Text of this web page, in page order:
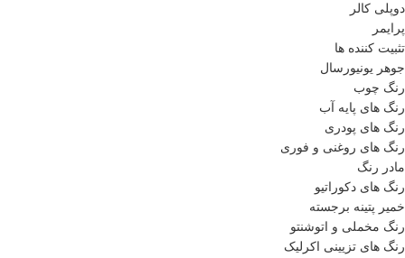
دوپلی کالر
پرایمر
تثبیت کننده ها
جوهر یونیورسال
رنگ چوب
رنگ‌ های پایه آب
رنگ های پودری
رنگ‌ های روغنی و فوری
مادر رنگ
رنگ های دکوراتیو
خمیر پتینه برجسته
رنگ مخملی و اتوشنتو
رنگ های تزیینی اکرلیک